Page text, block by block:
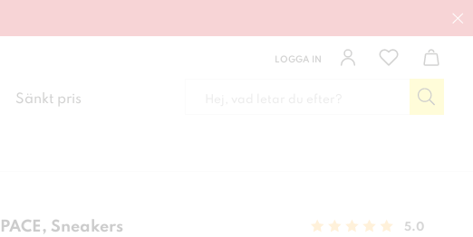
LOGGA IN
Sänkt pris
PACE, Sneakers
5.0